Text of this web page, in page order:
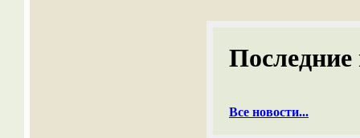
Последние
Все новости...